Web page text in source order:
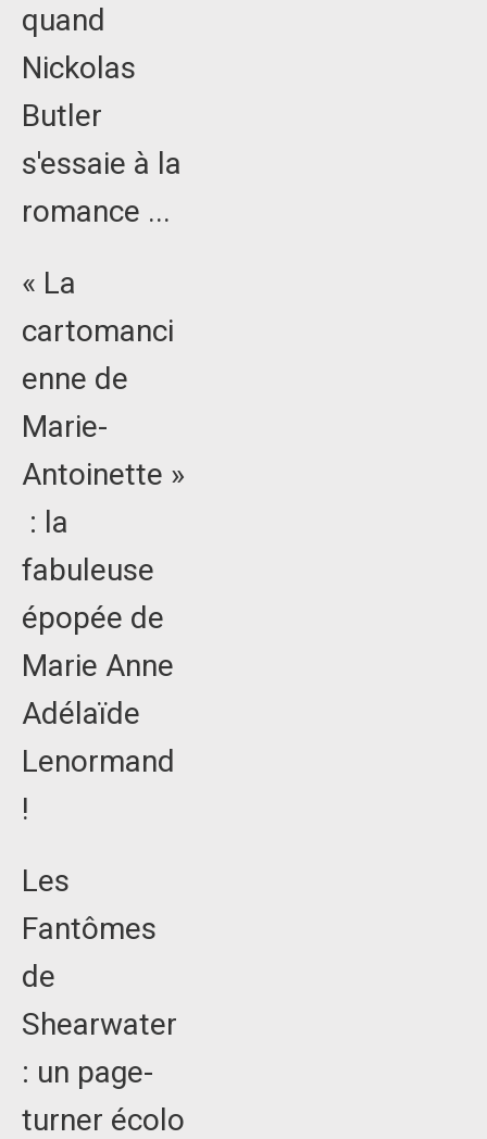
quand
Nickolas
Butler
s'essaie à la
romance ...
« La
cartomanci
enne de
Marie-
Antoinette »
: la
fabuleuse
épopée de
Marie Anne
Adélaïde
Lenormand
!
Les
Fantômes
de
Shearwater
: un page-
turner écolo